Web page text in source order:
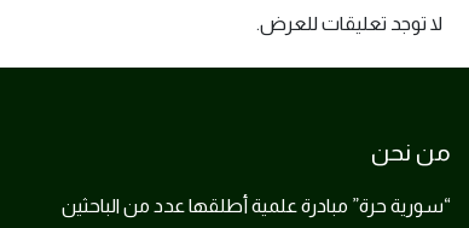
لا توجد تعليقات للعرض.
من نحن
“سورية حرة” مبادرة علمية أطلقها عدد من الباحثين